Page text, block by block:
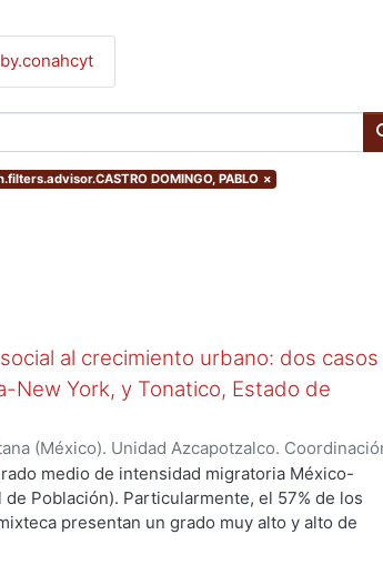
DOMINGO, PABLO ×
al crecimiento urbano: dos casos
New York, y Tonatico, Estado de
(México). Unidad Azcapotzalco.
06-08)Moreno Aquino, Alicia Oliva
medio de intensidad migratoria México-
Población). Particularmente, el 57% de los
presentan un grado muy alto y alto de